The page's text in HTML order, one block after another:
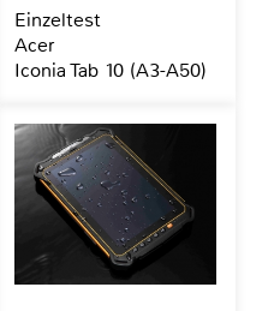
Einzeltest
Acer
Iconia Tab 10 (A3-A50)